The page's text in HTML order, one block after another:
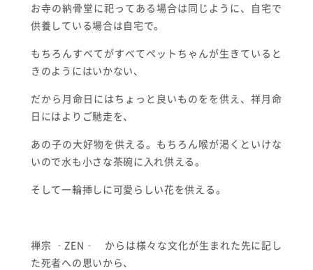
お寺の納骨堂に祀ってある場合は同じように、自宅で
供養している場合は自宅で。
もちろんすべてがすべてペットちゃんが生きていると
きのようにはいかない、
だから月命日にはちょっと良いものをを供え、祥月命
日にはよりご馳走を、
あの子の大好物を供える。もちろん喉が渇くといけな
いので水も小さな茶碗に入れ供える。
そして一輪挿しに可愛らしい花を供える。
禅宗 ‐ZEN‐ からは様々な文化が生まれた先に記し
た死者への思いから、